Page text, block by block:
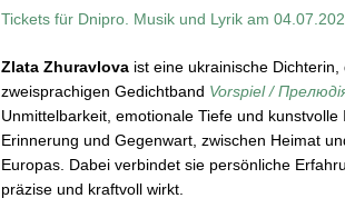
Tickets für Dnipro. Musik und Lyrik am
Zlata Zhuravlova ist eine ukrainische
zweisprachigen Gedichtband Vorspiel /
Unmittelbarkeit, emotionale Tiefe und
Erinnerung und Gegenwart, zwischen Heimat
Europas. Dabei verbindet sie persönliche
präzise und kraftvoll wirkt.